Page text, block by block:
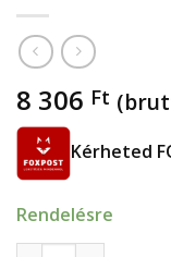
8 306 Ft
Kérheted
Rendelésre